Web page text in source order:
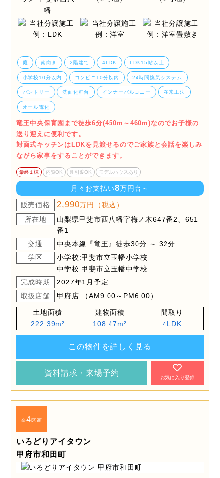
庭 南向き 2階建て 4LDK LDK15帖以上
小学校10分以内 コンビニ10分以内 24時間換気システム
パントリー 洗面化粧台 インナーバルコニー 在来工法
オール電化
竜王中央保育園まで徒歩6分(450m～460m)なのでお子様の
送り迎えに便利です。
対面式キッチンはLDKを見渡せるのでご家族と会話を楽しみ
ながら家事をすることができます。
最終１棟 内覧OK 即引渡OK モデルハウスあり
月々お支払い8万円台～
販売価格 2,990万円（税込）
所在地
山梨県甲斐市西八幡字梅ノ木647番2、651
番1
交通
中央本線『竜王』徒歩30分 ～ 32分
学区
小学校:甲斐市立玉幡小学校
中学校:甲斐市立玉幡中学校
完成時期
2027年1月予定
取扱店舗
甲府店 （AM9:00～PM6:00）
土地面積
222.39m²
建物面積
108.47m²
間取り
4LDK
この物件を詳しく見る
資料請求・来場予約
お気に入り登録
全4区画
いろどりアイタウン
甲府市和田町